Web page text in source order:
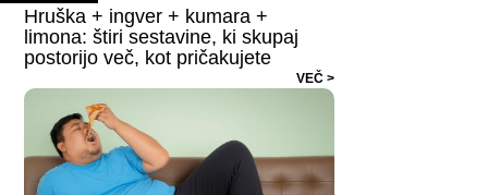
Hruška + ingver + kumara +
limona: štiri sestavine, ki skupaj
postorijo več, kot pričakujete
VEČ >